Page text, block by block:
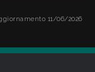
11/06/2026